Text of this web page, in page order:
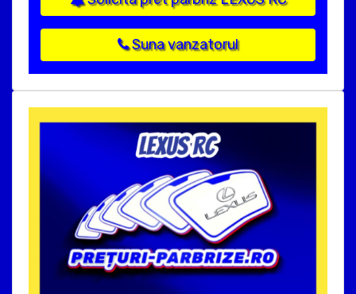
Suna vanzatorul